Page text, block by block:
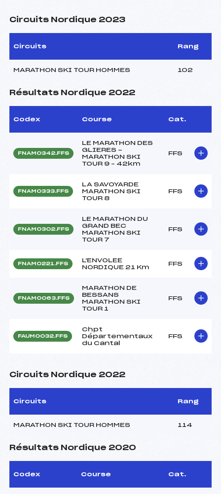
Circuits Nordique 2023
Circuits Rang
MARATHON SKI TOUR HOMMES 102
Résultats Nordique 2022
Codex Course Cat.
FNAM0342.FFS
LE MARATHON DES
GLIERES -
MARATHON SKI
TOUR 9 – 42km
FFS
FNAM0333.FFS
LA SAVOYARDE
MARATHON SKI
TOUR 8
FFS
FNAM0302.FFS
LE MARATHON DU
GRAND BEC
MARATHON SKI
TOUR 7
FFS
FNAM0221.FFS
L'ENVOLEE
NORDIQUE 21 Km
FFS
FNAM0063.FFS
MARATHON DE
BESSANS
MARATHON SKI
TOUR 1
FFS
FAUM0032.FFS
Chpt
Départementaux
du Cantal
FFS
Circuits Nordique 2022
Circuits Rang
MARATHON SKI TOUR HOMMES 114
Résultats Nordique 2020
Codex Course Cat.